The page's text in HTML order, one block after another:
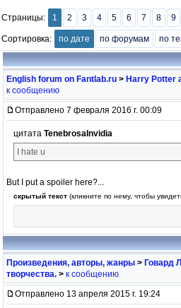
Страницы: 1 2 3 4 5 6 7 8 9
Сортировка: по дате по форумам по
English forum on Fantlab.ru > Harry Potter
к сообщению
Отправлено 7 февраля 2016 г. 00:09
цитата TenebrosaInvidia
I hate u
But I put a spoiler here?...
скрытый текст (кликните по нему, чтобы
Произведения, авторы, жанры > Говард
творчества. > к сообщению
Отправлено 13 апреля 2015 г. 19:24